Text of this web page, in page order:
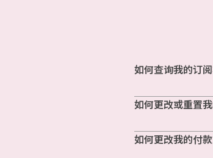
如何查询我的订
如何更改或重置我
如何更改我的付